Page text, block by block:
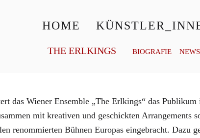
HOME
THE ERLKINGS BIOGRAFIE NEWS
das Wiener Ensemble „The Erlkings“ das
mit kreativen und geschickten Arrangements
renommierten Bühnen Europas eingebracht. Dazu